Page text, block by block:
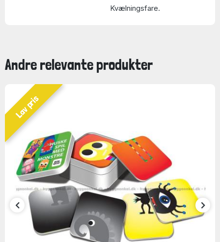
Kvælningsfare.
Andre relevante produkter
Lav pris